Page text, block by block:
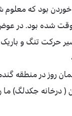
بود که معلوم
شده بود. در
حرکت تنگ و باریک
روز در منطقه
جکدلگ) ما